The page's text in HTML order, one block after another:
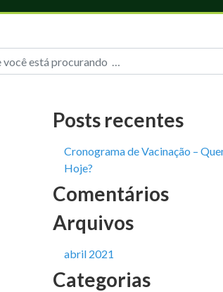
Posts recentes
Cronograma de Vacinação –
Hoje?
Comentários
Arquivos
abril 2021
Categorias